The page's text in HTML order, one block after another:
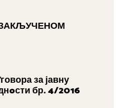
за јавну
бр. 4/2016